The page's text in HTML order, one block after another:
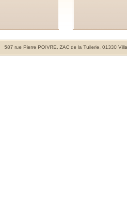
587 rue Pierre POIVRE, ZAC de la Tuilerie, 01330